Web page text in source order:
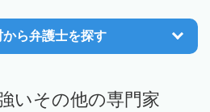
ら弁護士を探す
いその他の専門家